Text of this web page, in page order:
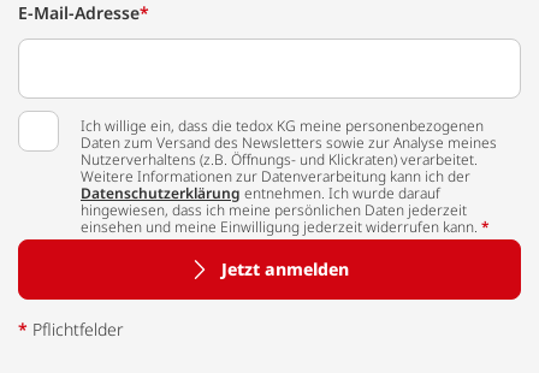
E-Mail-Adresse*
Ich willige ein, dass die tedox KG meine personenbezogenen
Daten zum Versand des Newsletters sowie zur Analyse meines
Nutzerverhaltens (z.B. Öffnungs- und Klickraten) verarbeitet.
Weitere Informationen zur Datenverarbeitung kann ich der
Datenschutzerklärung entnehmen. Ich wurde darauf
hingewiesen, dass ich meine persönlichen Daten jederzeit
einsehen und meine Einwilligung jederzeit widerrufen kann. *
Jetzt anmelden
* Pflichtfelder